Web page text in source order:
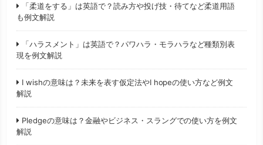
「柔道をする」は英語で？読み方や投げ技・待てなど柔道用語
も例文解説
「ハラスメント」は英語で？パワハラ・モラハラなど種類別表
現を例文解説
I wishの意味は？未来を表す仮定法やI hopeの使い方など例文
解説
Pledgeの意味は？金融やビジネス・スラングでの使い方を例文
解説